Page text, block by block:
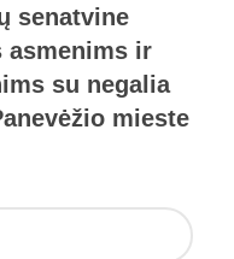
senatvine
asmenims ir
su negalia
mieste